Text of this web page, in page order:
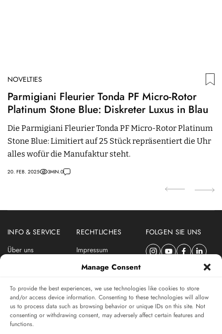
Manage Consent
To provide the best experiences, we use technologies like cookies to store
and/or access device information. Consenting to these technologies will allow
us to process data such as browsing behavior or unique IDs on this site. Not
consenting or withdrawing consent, may adversely affect certain features and
functions.
NOVELTIES
Parmigiani Fleurier Tonda PF Micro-Rotor
Platinum Stone Blue: Diskreter Luxus in Blau
Die Parmigiani Fleurier Tonda PF Micro-Rotor Platinum
Stone Blue: Limitiert auf 25 Stück repräsentiert die Uhr
alles wofür die Manufaktur steht.
20. FEB. 2025 3MIN.0
INFO & SERVICE
Über uns
RECHTLICHES
Impressum
Datenschutzerklärung
FOLGEN SIE UNS
ABONNIEREN SIE DEN SWISSWATCHES NEWSLETTER
Das unabhängige Magazin für Uhren-Connaisseurs